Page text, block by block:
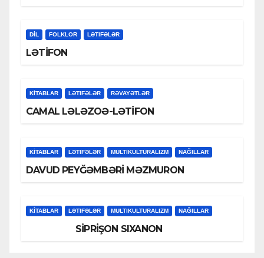
DİL FOLKLOR LƏTIFƏLƏR
LƏTİFON
KİTABLAR LƏTIFƏLƏR RƏVAYƏTLƏR
CAMAL LƏLƏZOƏ-LƏTİFON
KİTABLAR LƏTIFƏLƏR MULTIKULTURALIZM NAĞILLAR
DAVUD PEYĞƏMBƏRİ MƏZMURON
KİTABLAR LƏTIFƏLƏR MULTIKULTURALIZM NAĞILLAR
SİPRİŞON SIXANON